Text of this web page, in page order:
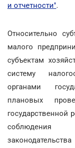
и отчетности".
Относительно
малого
субъектам
систему
органами
плановых
государственной
соблюдения